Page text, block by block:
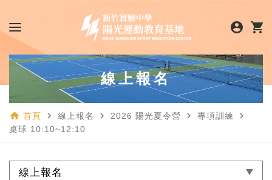
account_circle shopping_cart
線上報名
home 首頁 navigate_next 線上報名 navigate_next 2026 陽光夏令營 navigate_next 專項訓練 navigate_next
桌球 10:10~12:10
線上報名